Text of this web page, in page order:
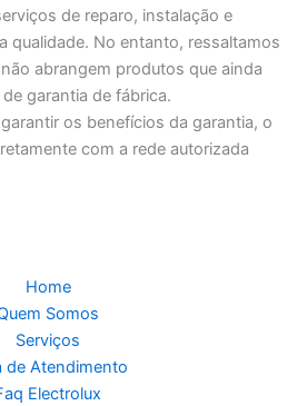
de reparo, instalação e
qualidade. No entanto, ressaltamos
abrangem produtos que ainda
garantia de fábrica.
os benefícios da garantia, o
com a rede autorizada
Home
Somos
Serviços
de Atendimento
Electrolux